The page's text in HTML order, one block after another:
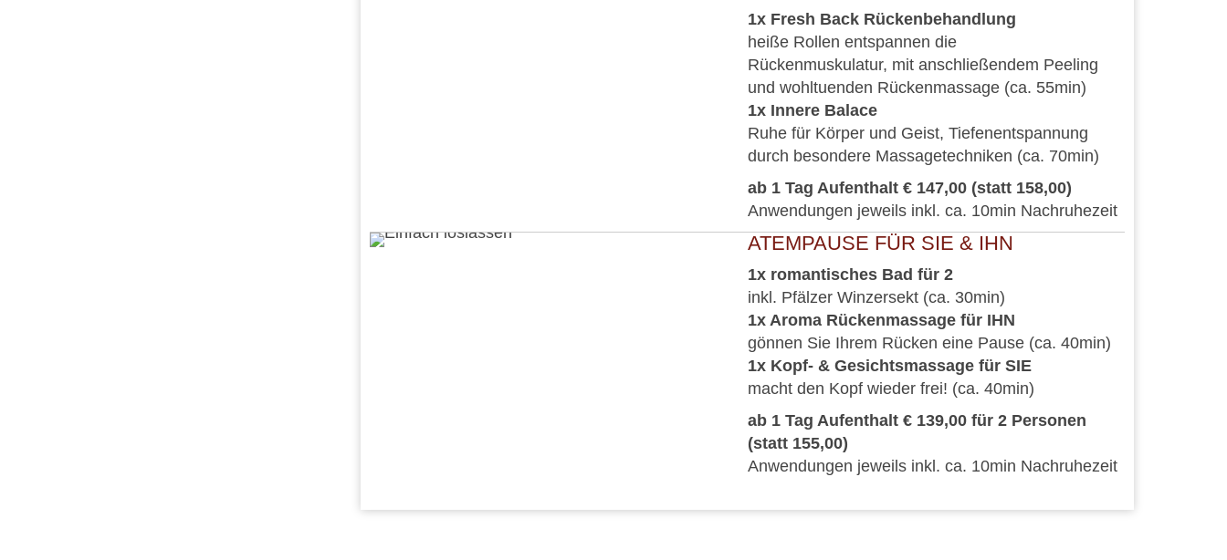
1x Fresh Back Rückenbehandlung
heiße Rollen entspannen die
Rückenmuskulatur, mit anschließendem Peeling
und wohltuenden Rückenmassage (ca. 55min)
1x Innere Balace
Ruhe für Körper und Geist, Tiefenentspannung
durch besondere Massagetechniken (ca. 70min)
ab 1 Tag Aufenthalt € 147,00 (statt 158,00)
Anwendungen jeweils inkl. ca. 10min Nachruhezeit
ATEMPAUSE FÜR SIE & IHN
1x romantisches Bad für 2
inkl. Pfälzer Winzersekt (ca. 30min)
1x Aroma Rückenmassage für IHN
gönnen Sie Ihrem Rücken eine Pause (ca. 40min)
1x Kopf- & Gesichtsmassage für SIE
macht den Kopf wieder frei! (ca. 40min)
ab 1 Tag Aufenthalt € 139,00 für 2 Personen
(statt 155,00)
Anwendungen jeweils inkl. ca. 10min Nachruhezeit